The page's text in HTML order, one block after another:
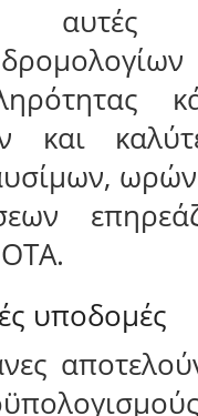
αυτές
και
ωρών
υποδομές